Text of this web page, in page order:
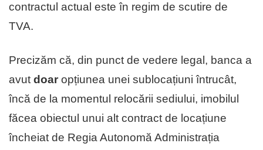
contractul actual este în regim de scutire de
TVA.
Precizăm că, din punct de vedere legal, banca a
avut doar opțiunea unei sublocațiuni întrucât,
încă de la momentul relocării sediului, imobilul
făcea obiectul unui alt contract de locațiune
încheiat de Regia Autonomă Administrația